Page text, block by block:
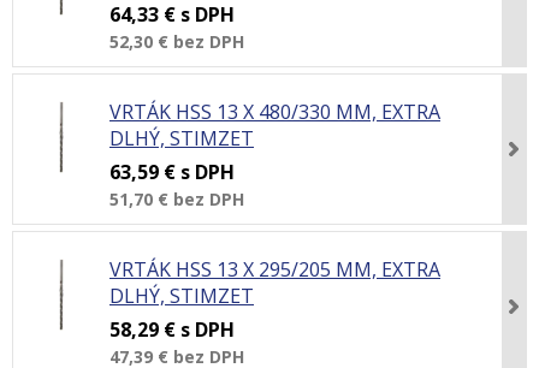
64,33 € s DPH
52,30 € bez DPH
VRTÁK HSS 13 X 480/330 MM, EXTRA
DLHÝ, STIMZET
63,59 € s DPH
51,70 € bez DPH
VRTÁK HSS 13 X 295/205 MM, EXTRA
DLHÝ, STIMZET
58,29 € s DPH
47,39 € bez DPH